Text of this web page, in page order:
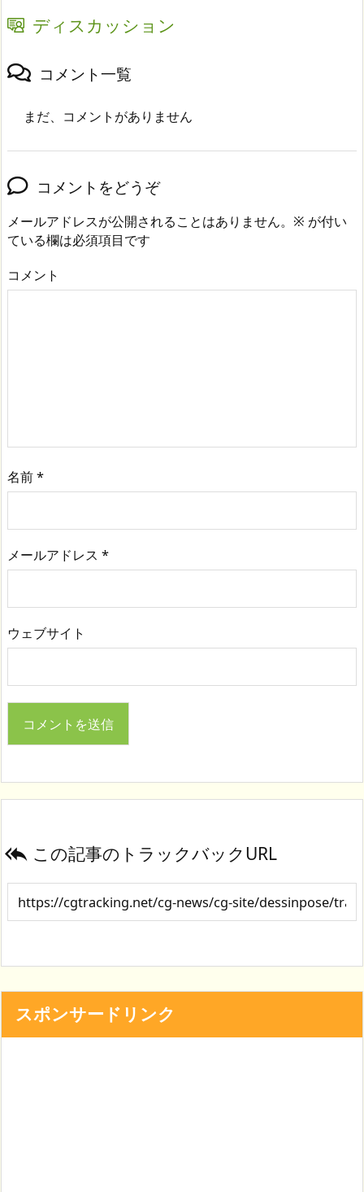
ディスカッション
コメント一覧
まだ、コメントがありません
コメントをどうぞ
メールアドレスが公開されることはありません。 ※ が付い
ている欄は必須項目です
コメント
名前*
メールアドレス *
ウェブサイト
 この記事のトラックバックURL
スポンサードリンク